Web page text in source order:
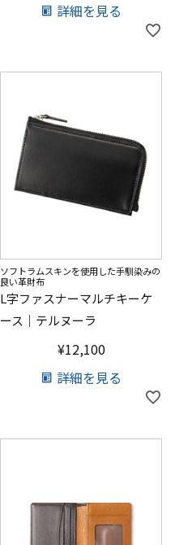
詳細を見る
ソフトラムスキンを使用した手馴染みの
良い革財布
L字ファスナーマルチキーケ
ース｜テルヌーラ
¥12,100
詳細を見る